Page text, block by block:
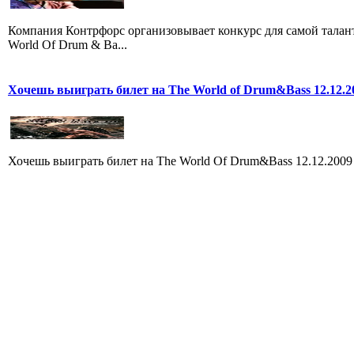
Компания Контрфорс организовывает конкурс для самой
World Of Drum & Ba...
Хочешь выиграть билет на The World of Drum&Bass
Хочешь выиграть билет на The World Of Drum&Bass